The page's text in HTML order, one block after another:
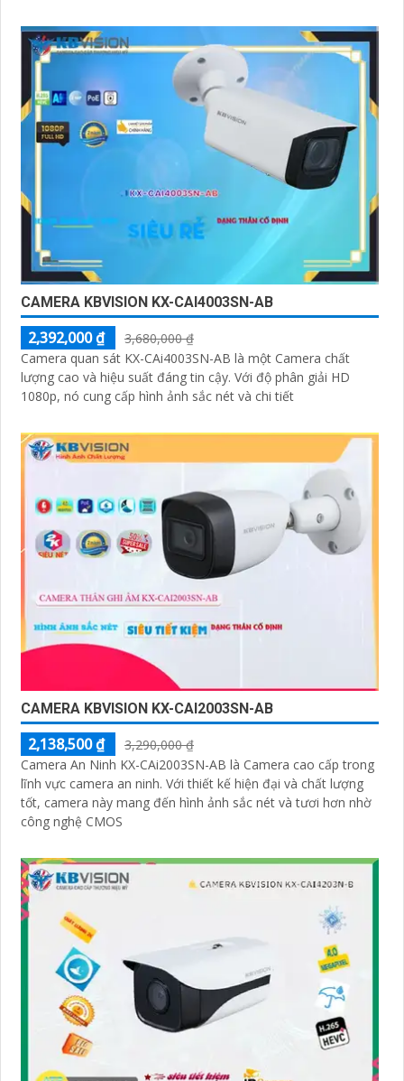
CAMERA KBVISION KX-CAI4003SN-AB
2,392,000 ₫
3,680,000 ₫
Camera quan sát KX-CAi4003SN-AB là một Camera chất
lượng cao và hiệu suất đáng tin cậy. Với độ phân giải HD
1080p, nó cung cấp hình ảnh sắc nét và chi tiết
CAMERA KBVISION KX-CAI2003SN-AB
2,138,500 ₫
3,290,000 ₫
Camera An Ninh KX-CAi2003SN-AB là Camera cao cấp trong
lĩnh vực camera an ninh. Với thiết kế hiện đại và chất lượng
tốt, camera này mang đến hình ảnh sắc nét và tươi hơn nhờ
công nghệ CMOS